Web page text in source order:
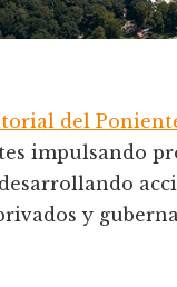
del
impulsando
y